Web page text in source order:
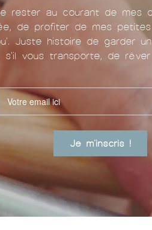
rester au courant de mes
de profiter de mes
Juste histoire de garder
s'il vous transporte, de
Je m'inscris !